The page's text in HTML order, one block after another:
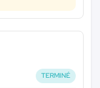
TERMINÉ